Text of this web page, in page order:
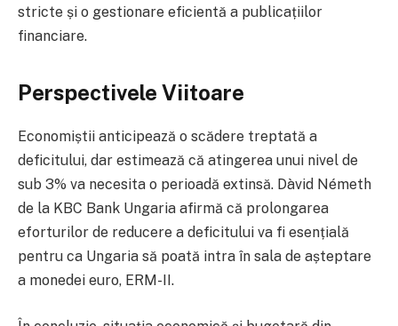
stricte și o gestionare eficientă a publicațiilor
financiare.
Perspectivele Viitoare
Economiștii anticipează o scădere treptată a
deficitului, dar estimează că atingerea unui nivel de
sub 3% va necesita o perioadă extinsă. Dàvid Németh
de la KBC Bank Ungaria afirmă că prolongarea
eforturilor de reducere a deficitului va fi esențială
pentru ca Ungaria să poată intra în sala de așteptare
a monedei euro, ERM-II.